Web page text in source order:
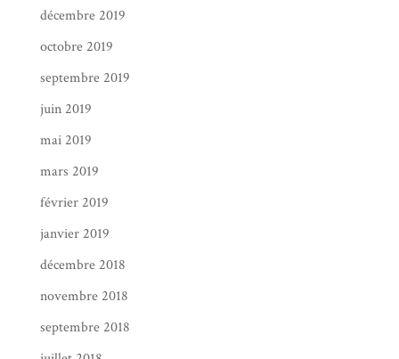
décembre 2019
octobre 2019
septembre 2019
juin 2019
mai 2019
mars 2019
février 2019
janvier 2019
décembre 2018
novembre 2018
septembre 2018